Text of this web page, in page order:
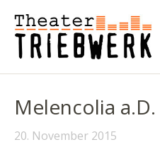
Melencolia a.D.
20. November 2015